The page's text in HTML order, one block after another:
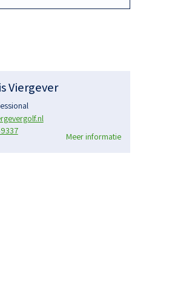
Viergever
Meer informatie